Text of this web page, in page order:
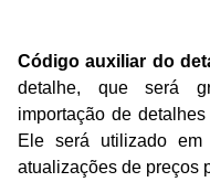
Código auxiliar do
detalhe, que será
importação de
Ele será utilizado em
atualizações de preços